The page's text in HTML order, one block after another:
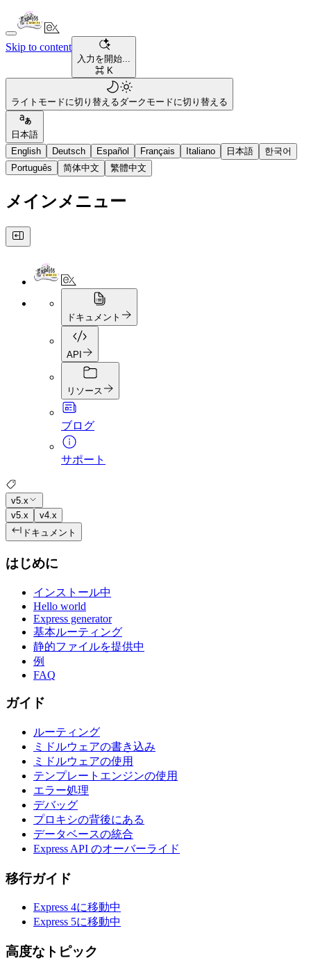
Skip to content
入力を開始...
⌘ K
ライトモードに切り替えるダークモードに切り替える
日本語
English
Deutsch Español Français Italiano 日本語
한국어
Português
简体中文 繁體中文
メインメニュー
ドキュメント
API
リソース
ブログ
サポート
v5.x
v5.x
v4.x
ドキュメント
はじめに
インストール中
Hello world
Express generator
基本ルーティング
静的ファイルを提供中
例
FAQ
ガイド
ルーティング
ミドルウェアの書き込み
ミドルウェアの使用
テンプレートエンジンの使用
エラー処理
デバッグ
プロキシの背後にある
データベースの統合
Express API のオーバーライド
移行ガイド
Express 4に移動中
Express 5に移動中
高度なトピック